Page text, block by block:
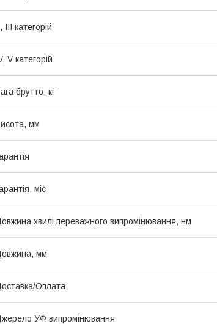
III категорій
V категорій
брутто, кг
мм
міс
хвилі переважного випромінювання, нм
мм
Оплата
УФ випромінювання